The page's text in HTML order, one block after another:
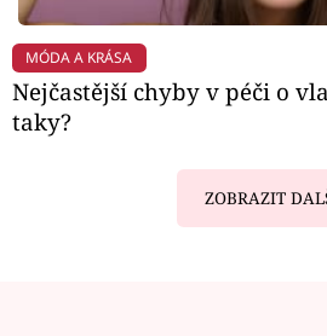
MÓDA A KRÁSA
Nejčastější chyby v péči o
taky?
ZOBRAZIT